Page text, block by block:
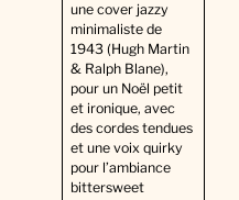
une cover jazzy
minimaliste de
1943 (Hugh Martin
& Ralph Blane),
pour un Noël petit
et ironique, avec
des cordes tendues
et une voix quirky
pour l’ambiance
bittersweet